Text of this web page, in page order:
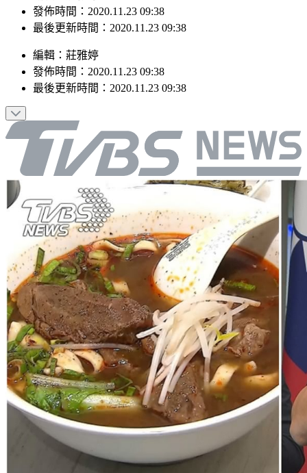
編輯：莊雅婷
發佈時間：2020.11.23 09:38
編輯：莊雅婷
發佈時間：2020.11.23 09:38